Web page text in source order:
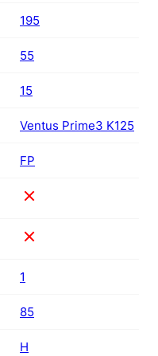
195
55
15
Ventus Prime3 K125
FP
1
85
H